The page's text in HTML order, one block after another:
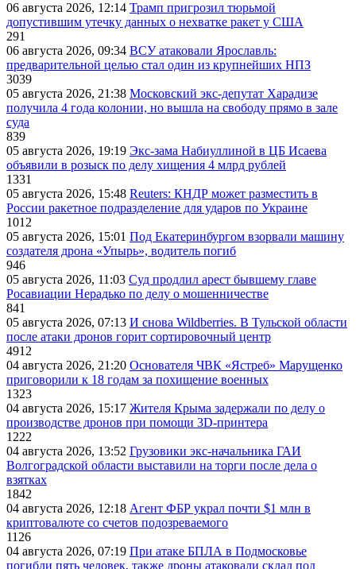
06 августа 2026, 12:14 Трамп пригрозил тюрьмой
допустившим утечку данных о нехватке ракет у США
291
06 августа 2026, 09:34 ВСУ атаковали Ярославль:
предварительной целью стал один из крупнейших НПЗ
3039
05 августа 2026, 21:38 Московский экс-депутат Харадизе
получила 4 года колонии, но вышла на свободу прямо в зале
суда
839
05 августа 2026, 19:19 Экс-зама Набиуллиной в ЦБ Исаева
объявили в розыск по делу хищения 4 млрд рублей
1331
05 августа 2026, 15:48 Reuters: КНДР может разместить в
России ракетное подразделение для ударов по Украине
1012
05 августа 2026, 15:01 Под Екатеринбургом взорвали машину
создателя дрона «Упырь», водитель погиб
946
05 августа 2026, 11:03 Суд продлил арест бывшему главе
Росавиации Нерадько по делу о мошенничестве
841
05 августа 2026, 07:13 И снова Wildberries. В Тульской области
после атаки дронов горит сортировочный центр
4912
04 августа 2026, 21:20 Основателя ЧВК «Ястреб» Марущенко
приговорили к 18 годам за похищение военных
1323
04 августа 2026, 15:17 Жителя Крыма задержали по делу о
производстве дронов при помощи 3D‑принтера
1222
04 августа 2026, 13:52 Грузовики экс-начальника ГАИ
Волгоградской области выставили на торги после дела о
взятках
1842
04 августа 2026, 12:18 Агент ФБР украл почти $1 млн в
криптовалюте со счетов подозреваемого
1126
04 августа 2026, 07:19 При атаке БПЛА в Подмосковье
погибли пять человек, также дроны атаковали склад под